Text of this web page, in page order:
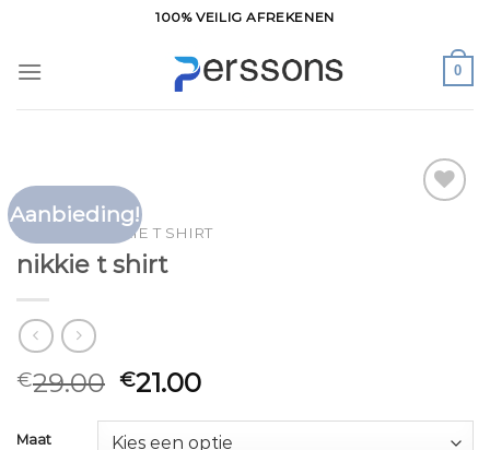
inhoud
100% VEILIG AFREKENEN
0
Aanbieding!
HOME NIKKIE T SHIRT
nikkie t shirt
€29.00 €21.00
Maat